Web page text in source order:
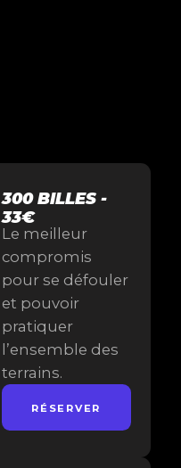
300 BILLES -
33€
Le meilleur
compromis
pour se défouler
et pouvoir
pratiquer
l’ensemble des
terrains.
RÉSERVER